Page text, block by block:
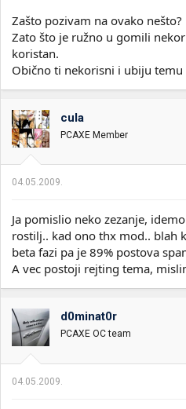
Zašto pozivam na ovako nešto?
Zato što je ružno u gomili
koristan.
Obično ti nekorisni i ubiju
cula
PCAXE Member
04.05.2009.
Ja pomislio neko zezanje,
rostilj.. kad ono thx mod.. blah
beta fazi pa je 89% postova
A vec postoji rejting tema,
d0minat0r
PCAXE OC team
04.05.2009.